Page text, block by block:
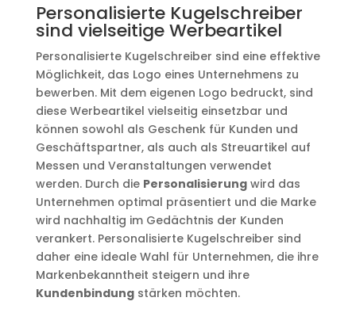
Personalisierte Kugelschreiber
sind vielseitige Werbeartikel
Personalisierte Kugelschreiber sind eine effektive
Möglichkeit, das Logo eines Unternehmens zu
bewerben. Mit dem eigenen Logo bedruckt, sind
diese Werbeartikel vielseitig einsetzbar und
können sowohl als Geschenk für Kunden und
Geschäftspartner, als auch als Streuartikel auf
Messen und Veranstaltungen verwendet
werden. Durch die Personalisierungwird das
Unternehmen optimal präsentiert und die Marke
wird nachhaltig im Gedächtnis der Kunden
verankert. Personalisierte Kugelschreiber sind
daher eine ideale Wahl für Unternehmen, die ihre
Markenbekanntheit steigern und ihre
Kundenbindungstärken möchten.